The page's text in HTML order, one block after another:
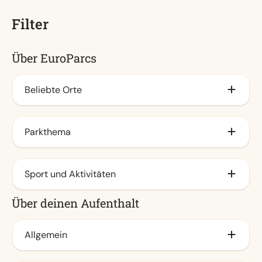
Filter
Über EuroParcs
Beliebte Orte
Am Meer
Am Veluwemeer
Achterhoek
Parkthema
Natur (49)
Wasser (24)
Sport und Aktivitäten
Animationsprogramm (49)
Freibad / Spraypark (25)
Hallenbad (24)
Über deinen Aufenthalt
Allgemein